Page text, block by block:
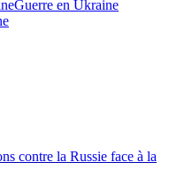
Guerre en Ukraine
contre la Russie face à la